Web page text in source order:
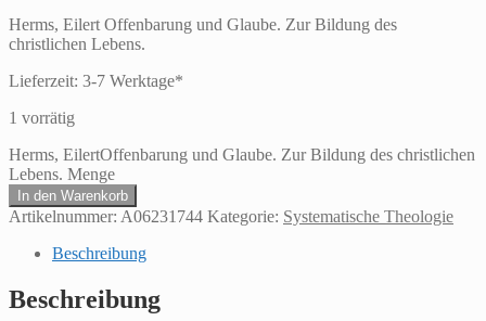
Herms, Eilert Offenbarung und Glaube. Zur Bildung des
christlichen Lebens.
Lieferzeit: 3-7 Werktage*
1 vorrätig
Herms, EilertOffenbarung und Glaube. Zur Bildung des christlichen
Lebens. Menge
In den Warenkorb
Artikelnummer: A06231744 Kategorie: Systematische Theologie
Beschreibung
Beschreibung